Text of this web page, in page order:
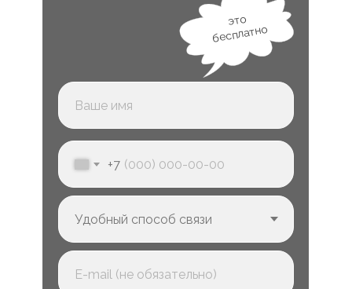
+7
это
бесплатно